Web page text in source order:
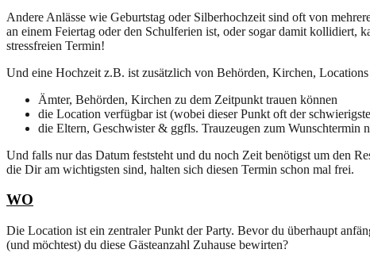
Andere Anlässe wie Geburtstag oder Silberhochzeit sind oft von
an einem Feiertag oder den Schulferien ist, oder sogar damit kollidiert,
stressfreien Termin!
Und eine Hochzeit z.B. ist zusätzlich von Behörden, Kirchen,
Ämter, Behörden, Kirchen zu dem Zeitpunkt trauen können
die Location verfügbar ist (wobei dieser Punkt oft der
die Eltern, Geschwister & ggfls. Trauzeugen zum Wunschtermin
Und falls nur das Datum feststeht und du noch Zeit benötigst um den
die Dir am wichtigsten sind, halten sich diesen Termin schon mal frei.
WO
Die Location ist ein zentraler Punkt der Party. Bevor du überhaupt
(und möchtest) du diese Gästeanzahl Zuhause bewirten?